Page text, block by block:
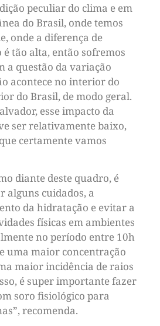
peculiar do clima e em
do Brasil, onde temos
onde a diferença de
tão alta, então sofremos
a questão da variação
acontece no interior do
do Brasil, de modo geral.
esse impacto da
ser relativamente baixo,
certamente vamos
diante deste quadro, é
alguns cuidados, a
da hidratação e evitar a
físicas em ambientes
no período entre 10h
uma maior concentração
maior incidência de raios
é super importante fazer
soro fisiológico para
recomenda.